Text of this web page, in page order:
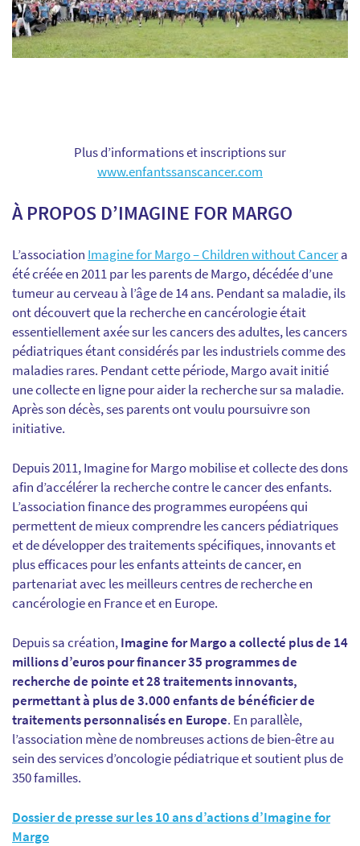
Plus d’informations et inscriptions sur
www.enfantssanscancer.com
À PROPOS D’IMAGINE FOR MARGO
L’association Imagine for Margo – Children without Cancera
été créée en 2011 par les parents de Margo, décédée d’une
tumeur au cerveau à l’âge de 14 ans. Pendant sa maladie, ils
ont découvert que la recherche en cancérologie était
essentiellement axée sur les cancers des adultes, les cancers
pédiatriques étant considérés par les industriels comme des
maladies rares. Pendant cette période, Margo avait initié
une collecte en ligne pour aider la recherche sur sa maladie.
Après son décès, ses parents ont voulu poursuivre son
initiative.
Depuis 2011, Imagine for Margo mobilise et collecte des dons
afin d’accélérer la recherche contre le cancer des enfants.
L’association finance des programmes européens qui
permettent de mieux comprendre les cancers pédiatriques
et de développer des traitements spécifiques, innovants et
plus efficaces pour les enfants atteints de cancer, en
partenariat avec les meilleurs centres de recherche en
cancérologie en France et en Europe.
Depuis sa création,Imagine for Margo a collecté plus de 14
millions d’euros pour financer 35 programmes de
recherche de pointe et 28 traitements innovants,
permettant à plus de 3.000 enfants de bénéficier de
traitements personnalisés en Europe. En parallèle,
l’association mène de nombreuses actions de bien-être au
sein des services d’oncologie pédiatrique et soutient plus de
350 familles.
Dossier de presse sur les 10 ans d’actions d’Imagine for
Margo